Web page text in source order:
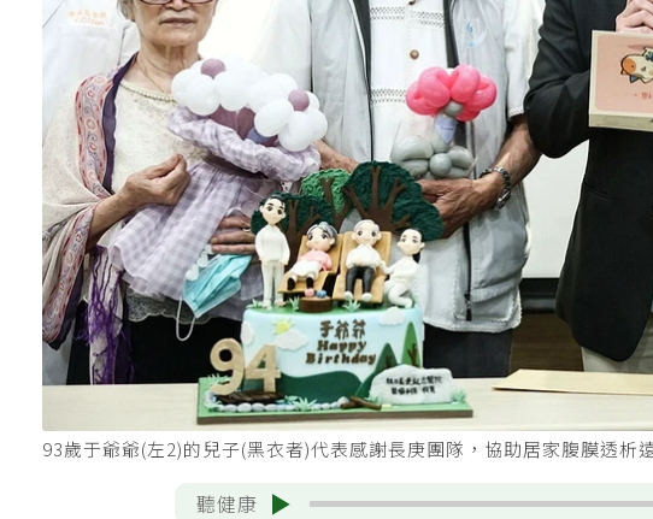
93歲于爺爺(左2)的兒子(黑衣者)代表感謝長庚團隊，協助居家腹膜透
聽健康